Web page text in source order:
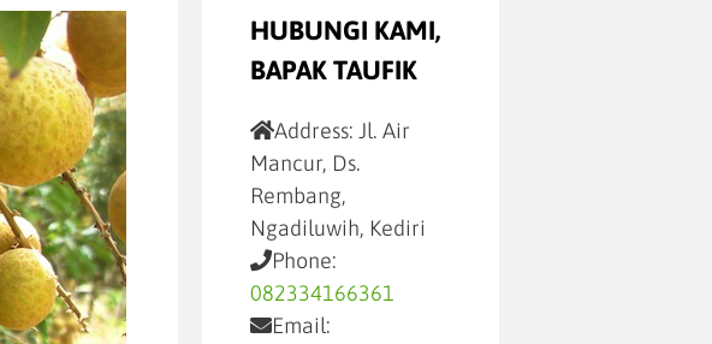
HUBUNGI KAMI,
BAPAK TAUFIK
Address: Jl. Air
Mancur, Ds.
Rembang,
Ngadiluwih, Kediri
Phone:
082334166361
Email: